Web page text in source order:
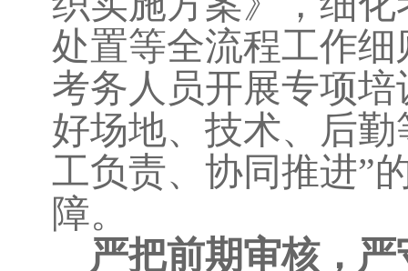
处置等全流程工作
考务人员开展专项
好场地、技术、后
工负责、协同推进”
障。
严把前期审核，